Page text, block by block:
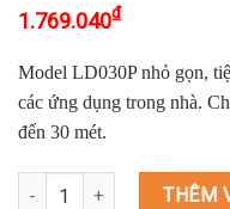
1.769.040₫
Model LD030P nhỏ gọn,
các ứng dụng trong nhà.
đến 30 mét.
LD030P MÁY ĐO KHOẢNG
THÊM